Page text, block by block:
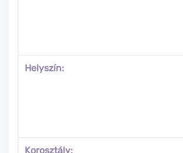
Helyszín:
Korosztály: